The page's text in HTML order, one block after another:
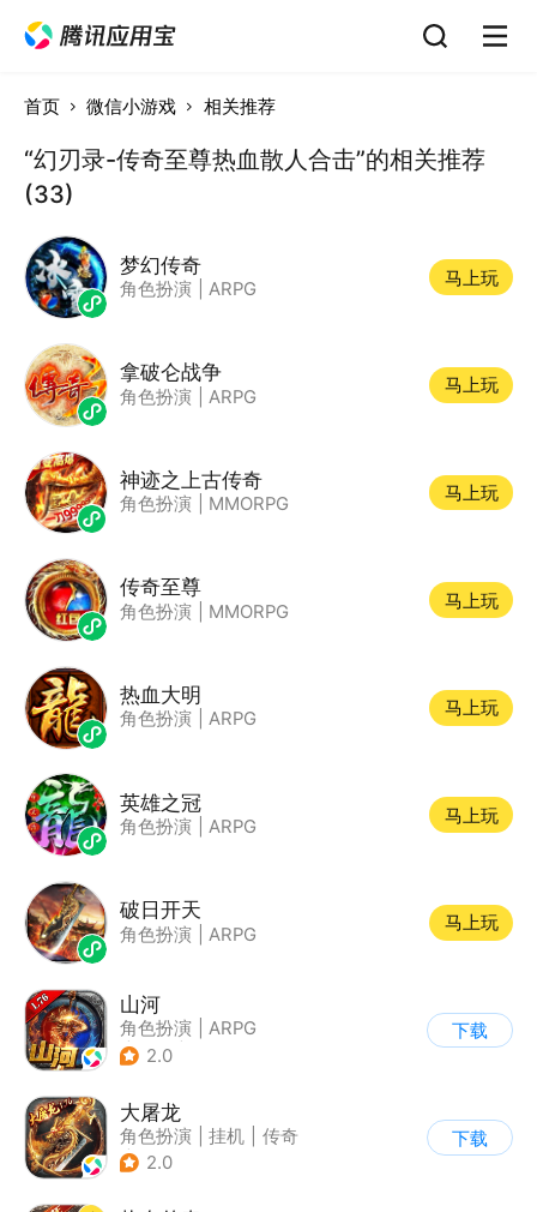
首页 微信小游戏 相关推荐
“幻刃录-传奇至尊热血散人合击”的相关推荐
(33)
梦幻传奇
角色扮演 ARPG
马上玩
拿破仑战争
角色扮演 ARPG
马上玩
神迹之上古传奇
角色扮演 MMORPG
马上玩
传奇至尊
角色扮演 MMORPG
马上玩
热血大明
角色扮演 ARPG
马上玩
英雄之冠
角色扮演 ARPG
马上玩
破日开天
角色扮演 ARPG
马上玩
山河
角色扮演
ARPG
| 传奇
2.0
下载
大屠龙
角色扮演 挂机
传奇
| 千人同屏
2.0
下载